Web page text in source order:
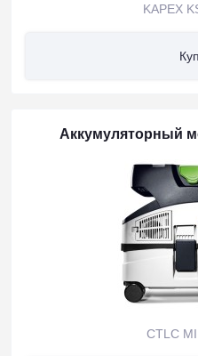
KAPEX
Аккумуляторный
CTLC